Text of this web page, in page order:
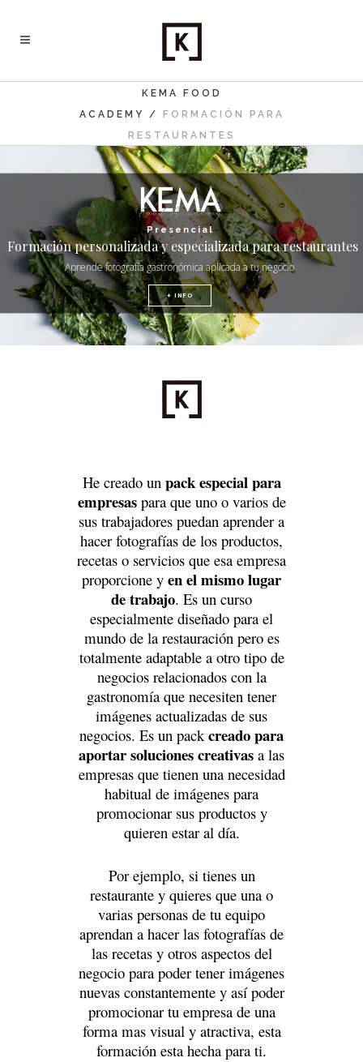
KEMA FOOD
ACADEMY
/
FORMACIÓN PARA
RESTAURANTES
Formación personalizada y especializada para restaurantes
Presencial
+ INFO
Aprende fotografía gastronómica aplicada a tu negocio
He creado un pack especial para
empresaspara que uno o varios de
sus trabajadores puedan aprender a
hacer fotografías de los productos,
recetas o servicios que esa empresa
proporcione y en el mismo lugar
de trabajo. Es un curso
especialmente diseñado para el
mundo de la restauración pero es
totalmente adaptable a otro tipo de
negocios relacionados con la
gastronomía que necesiten tener
imágenes actualizadas de sus
negocios. Es un packcreado para
aportar soluciones creativas a las
empresas que tienen una necesidad
habitual de imágenes para
promocionar sus productos y
quieren estar al día.
Por ejemplo, si tienes un
restaurante y quieres que una o
varias personas de tu equipo
aprendan a hacer las fotografías de
las recetas y otros aspectos del
negocio para poder tener imágenes
nuevas constantemente y así poder
promocionar tu empresa de una
forma mas visual y atractiva, esta
formación esta hecha para ti.